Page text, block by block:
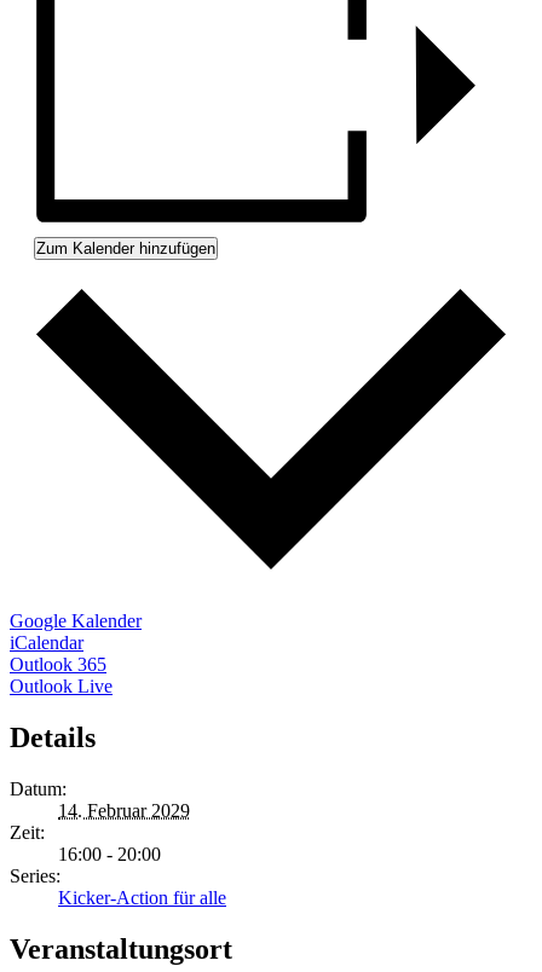
Zum Kalender hinzufügen
Google Kalender
iCalendar
Outlook 365
Outlook Live
Details
Datum:
14. Februar 2029
Zeit:
16:00 - 20:00
Series:
Kicker-Action für alle
Veranstaltungsort